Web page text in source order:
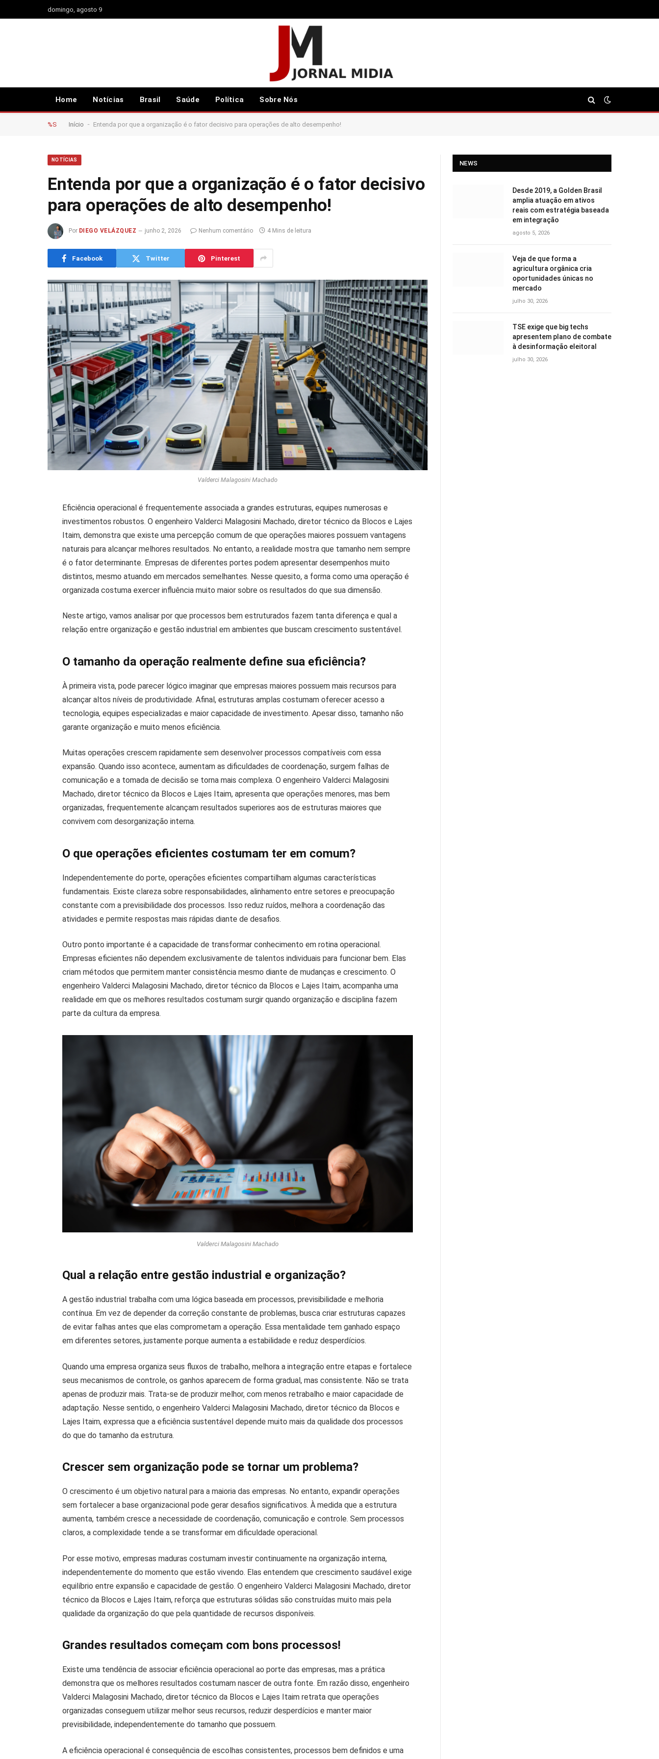
domingo, agosto 9
Home Notícias Brasil Saúde Política Sobre Nós
%S Início - Entenda por que a organização é o fator decisivo para operações de alto desempenho!
NOTÍCIAS
Entenda por que a organização é o fator decisivo
para operações de alto desempenho!
Por DIEGO VELÁZQUEZ junho 2, 2026 Nenhum comentário 4 Mins de leitura
Facebook Twitter Pinterest
Valderci Malagosini Machado
Eficiência operacional é frequentemente associada a grandes estruturas, equipes numerosas e
investimentos robustos. O engenheiro Valderci Malagosini Machado, diretor técnico da Blocos e Lajes
Itaim, demonstra que existe uma percepção comum de que operações maiores possuem vantagens
naturais para alcançar melhores resultados. No entanto, a realidade mostra que tamanho nem sempre
é o fator determinante. Empresas de diferentes portes podem apresentar desempenhos muito
distintos, mesmo atuando em mercados semelhantes. Nesse quesito, a forma como uma operação é
organizada costuma exercer influência muito maior sobre os resultados do que sua dimensão.
Neste artigo, vamos analisar por que processos bem estruturados fazem tanta diferença e qual a
relação entre organização e gestão industrial em ambientes que buscam crescimento sustentável.
O tamanho da operação realmente define sua eficiência?
À primeira vista, pode parecer lógico imaginar que empresas maiores possuem mais recursos para
alcançar altos níveis de produtividade. Afinal, estruturas amplas costumam oferecer acesso a
tecnologia, equipes especializadas e maior capacidade de investimento. Apesar disso, tamanho não
garante organização e muito menos eficiência.
Muitas operações crescem rapidamente sem desenvolver processos compatíveis com essa
expansão. Quando isso acontece, aumentam as dificuldades de coordenação, surgem falhas de
comunicação e a tomada de decisão se torna mais complexa. O engenheiro Valderci Malagosini
Machado, diretor técnico da Blocos e Lajes Itaim, apresenta que operações menores, mas bem
organizadas, frequentemente alcançam resultados superiores aos de estruturas maiores que
convivem com desorganização interna.
O que operações eficientes costumam ter em comum?
Independentemente do porte, operações eficientes compartilham algumas características
fundamentais. Existe clareza sobre responsabilidades, alinhamento entre setores e preocupação
constante com a previsibilidade dos processos. Isso reduz ruídos, melhora a coordenação das
atividades e permite respostas mais rápidas diante de desafios.
Outro ponto importante é a capacidade de transformar conhecimento em rotina operacional.
Empresas eficientes não dependem exclusivamente de talentos individuais para funcionar bem. Elas
criam métodos que permitem manter consistência mesmo diante de mudanças e crescimento. O
engenheiro Valderci Malagosini Machado, diretor técnico da Blocos e Lajes Itaim, acompanha uma
realidade em que os melhores resultados costumam surgir quando organização e disciplina fazem
parte da cultura da empresa.
Valderci Malagosini Machado
Qual a relação entre gestão industrial e organização?
A gestão industrial trabalha com uma lógica baseada em processos, previsibilidade e melhoria
contínua. Em vez de depender da correção constante de problemas, busca criar estruturas capazes
de evitar falhas antes que elas comprometam a operação. Essa mentalidade tem ganhado espaço
em diferentes setores, justamente porque aumenta a estabilidade e reduz desperdícios.
Quando uma empresa organiza seus fluxos de trabalho, melhora a integração entre etapas e fortalece
seus mecanismos de controle, os ganhos aparecem de forma gradual, mas consistente. Não se trata
apenas de produzir mais. Trata-se de produzir melhor, com menos retrabalho e maior capacidade de
adaptação. Nesse sentido, o engenheiro Valderci Malagosini Machado, diretor técnico da Blocos e
Lajes Itaim, expressa que a eficiência sustentável depende muito mais da qualidade dos processos
do que do tamanho da estrutura.
Crescer sem organização pode se tornar um problema?
O crescimento é um objetivo natural para a maioria das empresas. No entanto, expandir operações
sem fortalecer a base organizacional pode gerar desafios significativos. À medida que a estrutura
aumenta, também cresce a necessidade de coordenação, comunicação e controle. Sem processos
claros, a complexidade tende a se transformar em dificuldade operacional.
Por esse motivo, empresas maduras costumam investir continuamente na organização interna,
independentemente do momento que estão vivendo. Elas entendem que crescimento saudável exige
equilíbrio entre expansão e capacidade de gestão. O engenheiro Valderci Malagosini Machado, diretor
técnico da Blocos e Lajes Itaim, reforça que estruturas sólidas são construídas muito mais pela
qualidade da organização do que pela quantidade de recursos disponíveis.
Grandes resultados começam com bons processos!
Existe uma tendência de associar eficiência operacional ao porte das empresas, mas a prática
demonstra que os melhores resultados costumam nascer de outra fonte. Em razão disso, engenheiro
Valderci Malagosini Machado, diretor técnico da Blocos e Lajes Itaim retrata que operações
organizadas conseguem utilizar melhor seus recursos, reduzir desperdícios e manter maior
previsibilidade, independentemente do tamanho que possuem.
A eficiência operacional é consequência de escolhas consistentes, processos bem definidos e uma
NEWS
Desde 2019, a Golden Brasil
amplia atuação em ativos
reais com estratégia baseada
em integração
agosto 5, 2026
Veja de que forma a
agricultura orgânica cria
oportunidades únicas no
mercado
julho 30, 2026
TSE exige que big techs
apresentem plano de combate
à desinformação eleitoral
julho 30, 2026